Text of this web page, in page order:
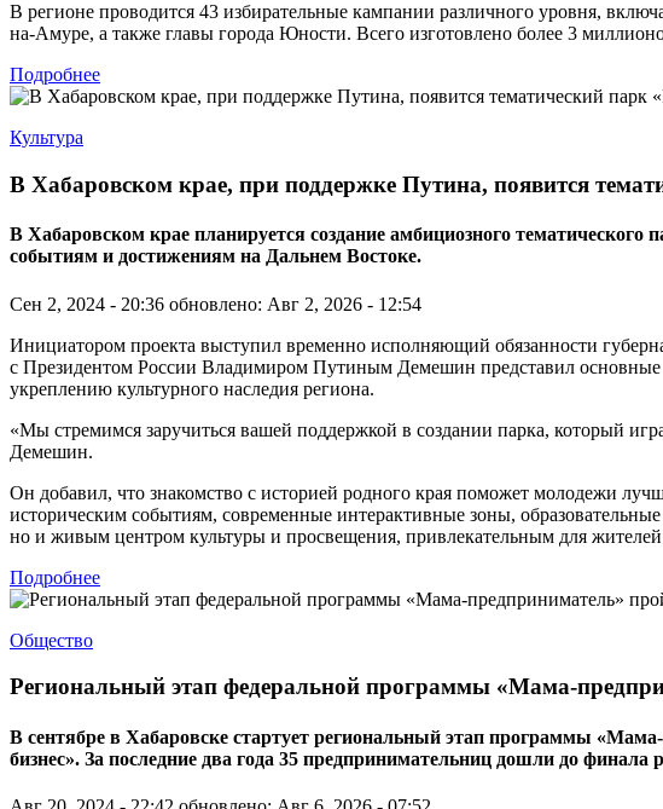
В регионе проводится 43 избирательные кампании различного уровня,
на-Амуре, а также главы города Юности. Всего изготовлено более 3
Подробнее
Культура
В Хабаровском крае, при поддержке Путина, появится
В Хабаровском крае планируется создание амбициозного
событиям и достижениям на Дальнем Востоке.
Сен 2, 2024 - 20:36 обновлено: Авг 2, 2026 - 12:54
Инициатором проекта выступил временно исполняющий обязанности
с Президентом России Владимиром Путиным Демешин представил основные
укреплению культурного наследия региона.
«Мы стремимся заручиться вашей поддержкой в создании парка, который
Демешин.
Он добавил, что знакомство с историей родного края поможет молодежи
историческим событиям, современные интерактивные зоны,
но и живым центром культуры и просвещения, привлекательным для жителей
Подробнее
Общество
Региональный этап федеральной программы «Мама-
В сентябре в Хабаровске стартует региональный этап программы
бизнес». За последние два года 35 предпринимательниц дошли до финала